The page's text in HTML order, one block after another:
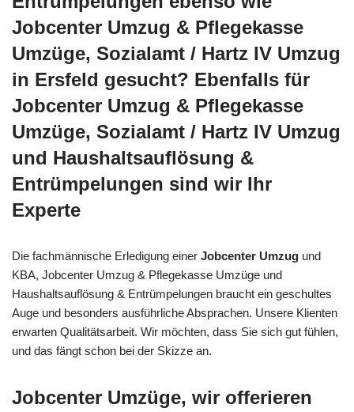
Jobcenter Umzug & Pflegekasse
Umzüge, Sozialamt / Hartz IV Umzug
in Ersfeld gesucht? Ebenfalls für
Jobcenter Umzug & Pflegekasse
Umzüge, Sozialamt / Hartz IV Umzug
und Haushaltsauflösung &
Entrümpelungen sind wir Ihr
Experte
Die fachmännische Erledigung einer Jobcenter Umzug und
KBA, Jobcenter Umzug & Pflegekasse Umzüge und
Haushaltsauflösung & Entrümpelungen braucht ein geschultes
Auge und besonders ausführliche Absprachen. Unsere Klienten
erwarten Qualitätsarbeit. Wir möchten, dass Sie sich gut fühlen,
und das fängt schon bei der Skizze an.
Jobcenter Umzüge, wir offerieren